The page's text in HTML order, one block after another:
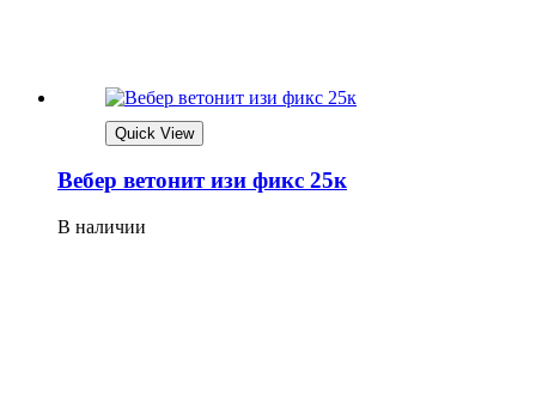
Quick View
Вебер ветонит изи фикс 25к
В наличии